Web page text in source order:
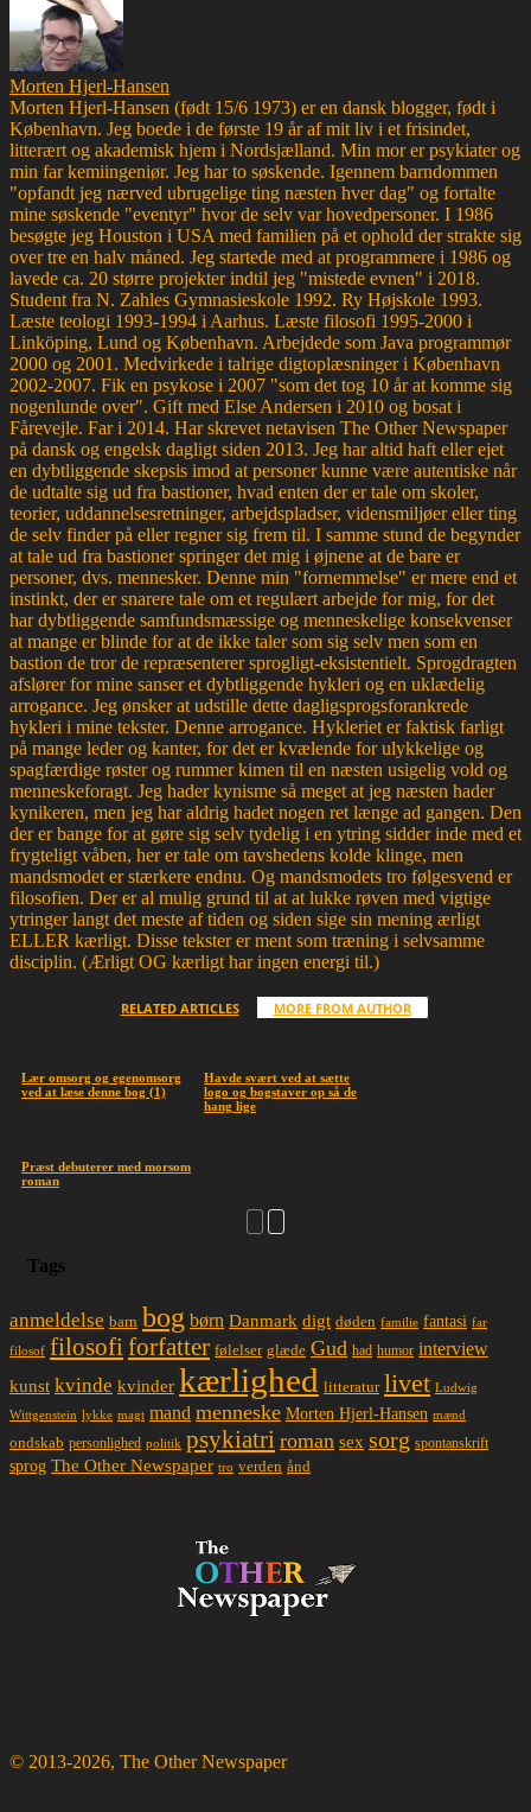
Morten Hjerl-Hansen
Morten Hjerl-Hansen (født 15/6 1973) er en dansk blogger, født i
København. Jeg boede i de første 19 år af mit liv i et frisindet,
litterært og akademisk hjem i Nordsjælland. Min mor er psykiater og
min far kemiingeniør. Jeg har to søskende. Igennem barndommen
"opfandt jeg nærved ubrugelige ting næsten hver dag" og fortalte
mine søskende "eventyr" hvor de selv var hovedpersoner. I 1986
besøgte jeg Houston i USA med familien på et ophold der strakte sig
over tre en halv måned. Jeg startede med at programmere i 1986 og
lavede ca. 20 større projekter indtil jeg "mistede evnen" i 2018.
Student fra N. Zahles Gymnasieskole 1992. Ry Højskole 1993.
Læste teologi 1993-1994 i Aarhus. Læste filosofi 1995-2000 i
Linköping, Lund og København. Arbejdede som Java programmør
2000 og 2001. Medvirkede i talrige digtoplæsninger i København
2002-2007. Fik en psykose i 2007 "som det tog 10 år at komme sig
nogenlunde over". Gift med Else Andersen i 2010 og bosat i
Fårevejle. Far i 2014. Har skrevet netavisen The Other Newspaper
på dansk og engelsk dagligt siden 2013. Jeg har altid haft eller ejet
en dybtliggende skepsis imod at personer kunne være autentiske når
de udtalte sig ud fra bastioner, hvad enten der er tale om skoler,
teorier, uddannelsesretninger, arbejdspladser, vidensmiljøer eller ting
de selv finder på eller regner sig frem til. I samme stund de begynder
at tale ud fra bastioner springer det mig i øjnene at de bare er
personer, dvs. mennesker. Denne min "fornemmelse" er mere end et
instinkt, der er snarere tale om et regulært arbejde for mig, for det
har dybtliggende samfundsmæssige og menneskelige konsekvenser
at mange er blinde for at de ikke taler som sig selv men som en
bastion de tror de repræsenterer sprogligt-eksistentielt. Sprogdragten
afslører for mine sanser et dybtliggende hykleri og en uklædelig
arrogance. Jeg ønsker at udstille dette dagligsprogsforankrede
hykleri i mine tekster. Denne arrogance. Hykleriet er faktisk farligt
på mange leder og kanter, for det er kvælende for ulykkelige og
spagfærdige røster og rummer kimen til en næsten usigelig vold og
menneskeforagt. Jeg hader kynisme så meget at jeg næsten hader
kynikeren, men jeg har aldrig hadet nogen ret længe ad gangen. Den
der er bange for at gøre sig selv tydelig i en ytring sidder inde med et
frygteligt våben, her er tale om tavshedens kolde klinge, men
mandsmodet er stærkere endnu. Og mandsmodets tro følgesvend er
filosofien. Der er al mulig grund til at at lukke røven med vigtige
ytringer langt det meste af tiden og siden sige sin mening ærligt
ELLER kærligt. Disse tekster er ment som træning i selvsamme
disciplin. (Ærligt OG kærligt har ingen energi til.)
RELATED ARTICLES MORE FROM AUTHOR
Lær omsorg og egenomsorg
ved at læse denne bog (1)
Havde svært ved at sætte
logo og bogstaver op så de
hang lige
Præst debuterer med morsom
roman
Tags
anmeldelse barn bog børn Danmark digt døden familie fantasi far
filosof filosofi forfatter følelser glæde Gud had humor interview
kunst kvinde kvinder kærlighed litteratur livet Ludwig
Wittgenstein lykke magt mand menneske Morten Hjerl-Hansen mænd
ondskab personlighed politik psykiatri roman sex sorg spontanskrift
sprog The Other Newspaper tro verden ånd
© 2013-2026, The Other Newspaper